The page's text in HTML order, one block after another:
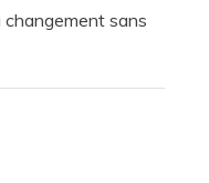
changement sans